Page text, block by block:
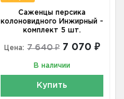
Саженцы персика
колоновидного Инжирный -
комплект 5 шт.
Цена: 7 640 ₽ 7 070 ₽
В наличии
Купить